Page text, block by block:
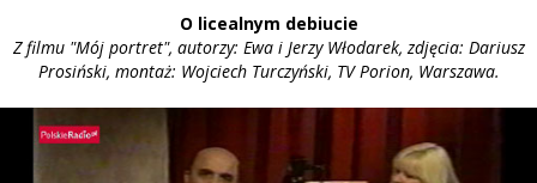
O licealnym debiucie
Z filmu "Mój portret", autorzy: Ewa i Jerzy Włodarek, zdjęcia: Dariusz
Prosiński, montaż: Wojciech Turczyński, TV Porion, Warszawa.